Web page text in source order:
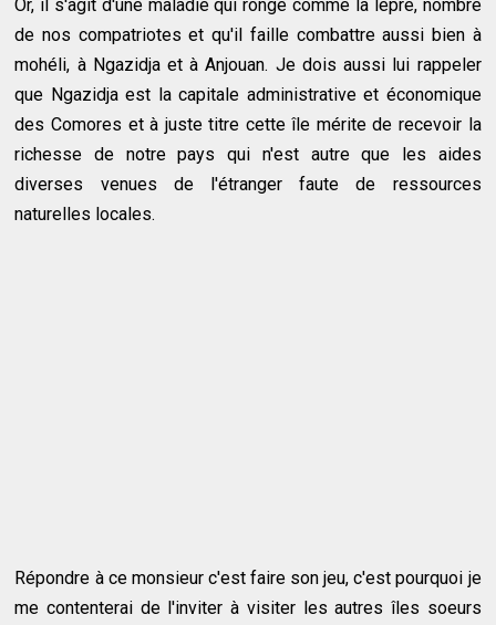
Or, il s'agit d'une maladie qui ronge comme la lèpre, nombre
de nos compatriotes et qu'il faille combattre aussi bien à
mohéli, à Ngazidja et à Anjouan. Je dois aussi lui rappeler
que Ngazidja est la capitale administrative et économique
des Comores et à juste titre cette île mérite de recevoir la
richesse de notre pays qui n'est autre que les aides
diverses venues de l'étranger faute de ressources
naturelles locales.
Répondre à ce monsieur c'est faire son jeu, c'est pourquoi je
me contenterai de l'inviter à visiter les autres îles soeurs